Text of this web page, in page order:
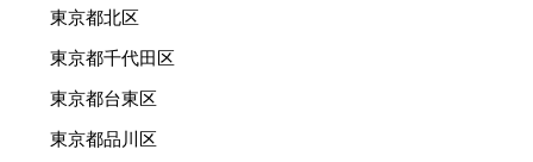
東京都北区
東京都千代田区
東京都台東区
東京都品川区